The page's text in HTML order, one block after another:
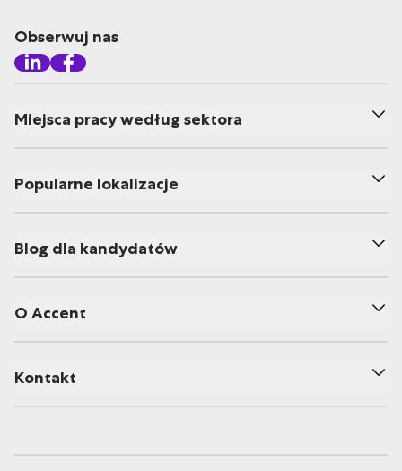
Obserwuj nas
Miejsca pracy według sektora
Popularne lokalizacje
Blog dla kandydatów
O Accent
Kontakt